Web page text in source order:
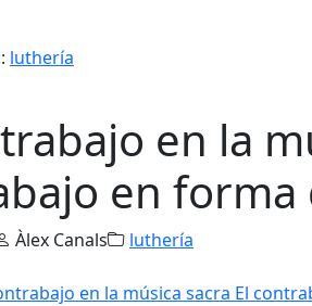
luthería
en la
en forma
Àlex Canals luthería